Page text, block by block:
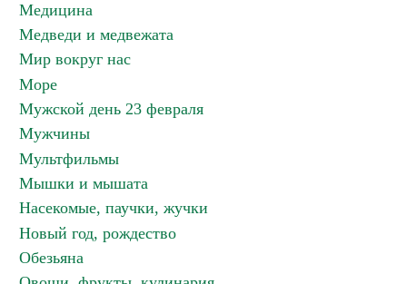
Медицина
Медведи и медвежата
Мир вокруг нас
Море
Мужской день 23 февраля
Мужчины
Мультфильмы
Мышки и мышата
Насекомые, паучки, жучки
Новый год, рождество
Обезьяна